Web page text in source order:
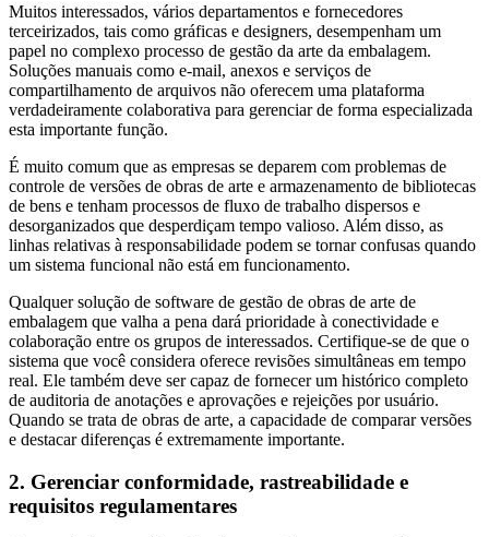
Muitos interessados, vários departamentos e fornecedores
terceirizados, tais como gráficas e designers, desempenham um
papel no complexo processo de gestão da arte da embalagem.
Soluções manuais como e-mail, anexos e serviços de
compartilhamento de arquivos não oferecem uma plataforma
verdadeiramente colaborativa para gerenciar de forma especializada
esta importante função.
É muito comum que as empresas se deparem com problemas de
controle de versões de obras de arte e armazenamento de bibliotecas
de bens e tenham processos de fluxo de trabalho dispersos e
desorganizados que desperdiçam tempo valioso. Além disso, as
linhas relativas à responsabilidade podem se tornar confusas quando
um sistema funcional não está em funcionamento.
Qualquer solução de software de gestão de obras de arte de
embalagem que valha a pena dará prioridade à conectividade e
colaboração entre os grupos de interessados. Certifique-se de que o
sistema que você considera oferece revisões simultâneas em tempo
real. Ele também deve ser capaz de fornecer um histórico completo
de auditoria de anotações e aprovações e rejeições por usuário.
Quando se trata de obras de arte, a capacidade de comparar versões
e destacar diferenças é extremamente importante.
2. Gerenciar conformidade, rastreabilidade e
requisitos regulamentares